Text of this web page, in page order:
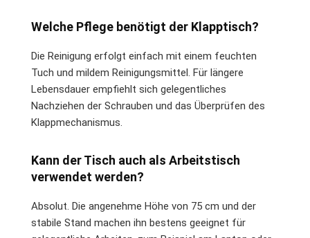
Welche Pflege benötigt der Klapptisch?
Die Reinigung erfolgt einfach mit einem feuchten
Tuch und mildem Reinigungsmittel. Für längere
Lebensdauer empfiehlt sich gelegentliches
Nachziehen der Schrauben und das Überprüfen des
Klappmechanismus.
Kann der Tisch auch als Arbeitstisch
verwendet werden?
Absolut. Die angenehme Höhe von 75 cm und der
stabile Stand machen ihn bestens geeignet für